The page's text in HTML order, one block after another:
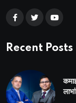
Recent Posts